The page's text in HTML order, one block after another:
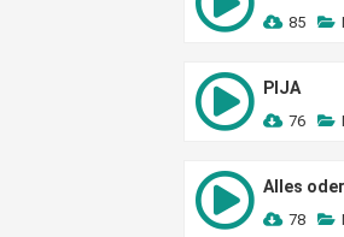
85
PIJA
76
Alles
78